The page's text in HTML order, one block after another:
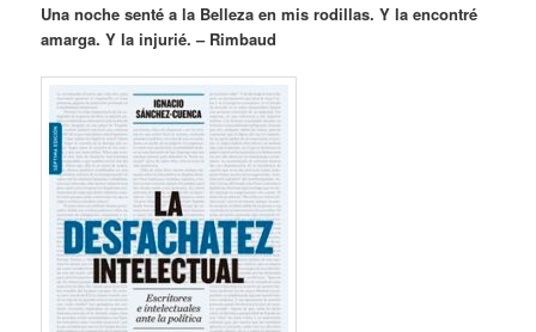
Una noche senté a la Belleza en mis rodillas. Y la encontré
amarga. Y la injurié. – Rimbaud